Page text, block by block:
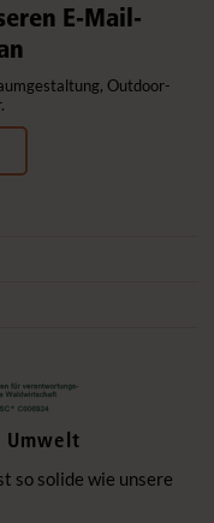
E-Mail-
Outdoor-
Umwelt
so solide wie unsere